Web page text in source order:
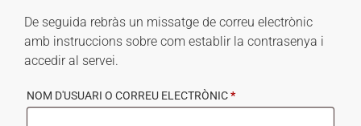
De seguida rebràs un missatge de correu electrònic
amb instruccions sobre com establir la contrasenya i
accedir al servei.
NOM D'USUARI O CORREU ELECTRÒNIC*